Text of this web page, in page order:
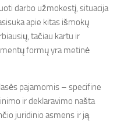
darbo užmokestį, situacija
apie kitas išmokų
tačiau kartu ir
formų yra metinė
pajamomis – specifine
ir deklaravimo našta
juridinio asmens ir ją